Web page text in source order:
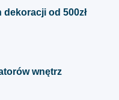
od 500zł
wnętrz